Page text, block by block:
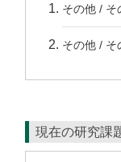
その他 /
その他 /
現在の研究課